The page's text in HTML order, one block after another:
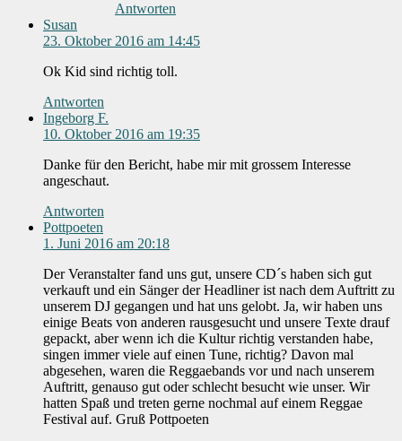
Antworten
Susan
23. Oktober 2016 am 14:45
Ok Kid sind richtig toll.
Antworten
Ingeborg F.
10. Oktober 2016 am 19:35
Danke für den Bericht, habe mir mit grossem Interesse
angeschaut.
Antworten
Pottpoeten
1. Juni 2016 am 20:18
Der Veranstalter fand uns gut, unsere CD´s haben sich gut
verkauft und ein Sänger der Headliner ist nach dem Auftritt zu
unserem DJ gegangen und hat uns gelobt. Ja, wir haben uns
einige Beats von anderen rausgesucht und unsere Texte drauf
gepackt, aber wenn ich die Kultur richtig verstanden habe,
singen immer viele auf einen Tune, richtig? Davon mal
abgesehen, waren die Reggaebands vor und nach unserem
Auftritt, genauso gut oder schlecht besucht wie unser. Wir
hatten Spaß und treten gerne nochmal auf einem Reggae
Festival auf. Gruß Pottpoeten